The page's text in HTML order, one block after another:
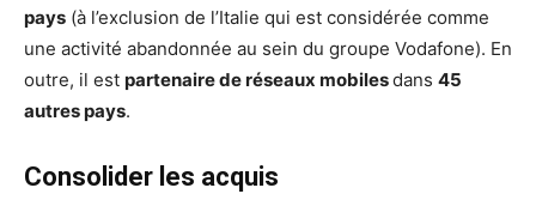
pays (à l’exclusion de l’Italie qui est considérée comme
une activité abandonnée au sein du groupe Vodafone). En
outre, il est partenaire de réseaux mobilesdans 45
autres pays.
Consolider les acquis